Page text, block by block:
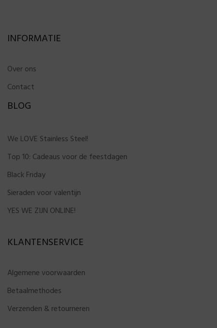
INFORMATIE
Over ons
Contact
BLOG
We LOVE Stainless Steel!
Top 10: Cadeaus voor de feestdagen
Black Friday
Sieraden voor valentijn
YES WE ZIJN ONLINE!
KLANTENSERVICE
Algemene voorwaarden
Betaalmethodes
Verzenden & retourneren